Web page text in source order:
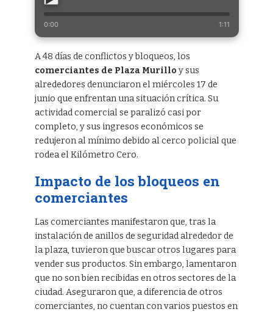
0:00 1:11
A 48 días de conflictos y bloqueos, los
comerciantes de Plaza Murillo y sus
alrededores denunciaron el miércoles 17 de
junio que enfrentan una situación crítica. Su
actividad comercial se paralizó casi por
completo, y sus ingresos económicos se
redujeron al mínimo debido al cerco policial que
rodea el Kilómetro Cero.
Impacto de los bloqueos en
comerciantes
Las comerciantes manifestaron que, tras la
instalación de anillos de seguridad alrededor de
la plaza, tuvieron que buscar otros lugares para
vender sus productos. Sin embargo, lamentaron
que no son bien recibidas en otros sectores de la
ciudad. Aseguraron que, a diferencia de otros
comerciantes, no cuentan con varios puestos en